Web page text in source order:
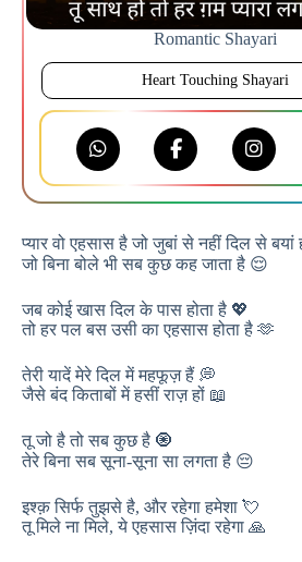
Romantic Shayari
Heart Touching Shayari
प्यार वो एहसास है जो जुबां से नहीं दिल से बयां
जो बिना बोले भी सब कुछ कह जाता है 😌
जब कोई खास दिल के पास होता है 💖
तो हर पल बस उसी का एहसास होता है 🫶
तेरी यादें मेरे दिल में महफूज़ हैं 💭
जैसे बंद किताबों में हसीं राज़ हों 📖
तू जो है तो सब कुछ है 🧿
तेरे बिना सब सूना-सूना सा लगता है 😔
इश्क़ सिर्फ तुझसे है, और रहेगा हमेशा 💘
तू मिले ना मिले, ये एहसास ज़िंदा रहेगा 🙏